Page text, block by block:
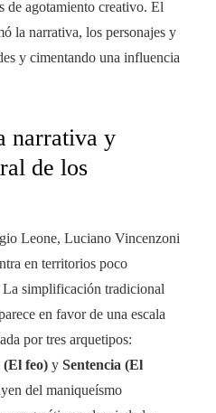
de agotamiento creativo. El
la narrativa, los personajes y
y cimentando una influencia
narrativa y
de los
Leone, Luciano Vincenzoni
en territorios poco
La simplificación tradicional
en favor de una escala
por tres arquetipos:
(El feo) y Sentencia (El
del maniqueísmo